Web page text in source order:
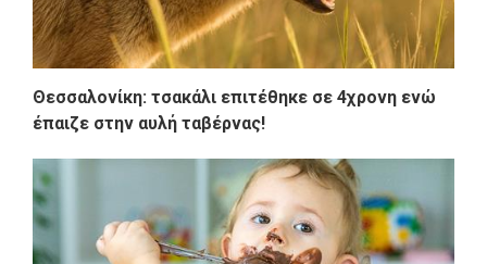
Θεσσαλονίκη: τσακάλι επιτέθηκε σε 4χρονη ενώ
έπαιζε στην αυλή ταβέρνας!